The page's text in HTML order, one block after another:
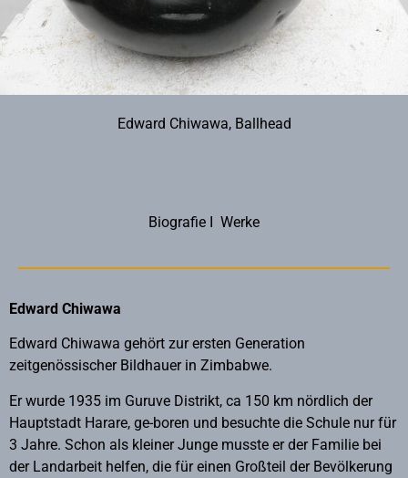
Edward Chiwawa, Ballhead
Biografie Werke
Edward Chiwawa
Edward Chiwawa gehört zur ersten Generation
zeitgenössischer Bildhauer in Zimbabwe.
Er wurde 1935 im Guruve Distrikt, ca 150 km nördlich der
Hauptstadt Harare, ge-boren und besuchte die Schule nur für
3 Jahre. Schon als kleiner Junge musste er der Familie bei
der Landarbeit helfen, die für einen Großteil der Bevölkerung